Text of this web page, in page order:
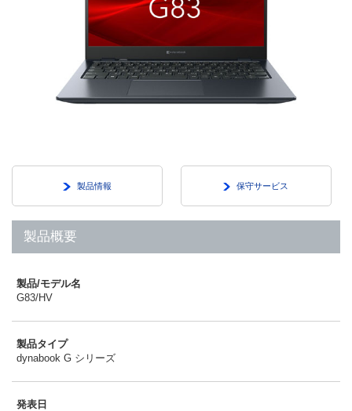
製品情報 保守サービス
製品概要
製品/モデル名
G83/HV
製品タイプ
dynabook G シリーズ
発表日